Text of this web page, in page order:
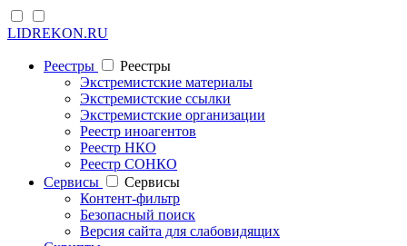
LIDREKON.RU
Реестры
Реестры
Экстремистские материалы
Экстремистские ссылки
Экстремистские организации
Реестр иноагентов
Реестр НКО
Реестр СОНКО
Cервисы
Cервисы
Контент-фильтр
Безопасный поиск
Версия сайта для слабовидящих